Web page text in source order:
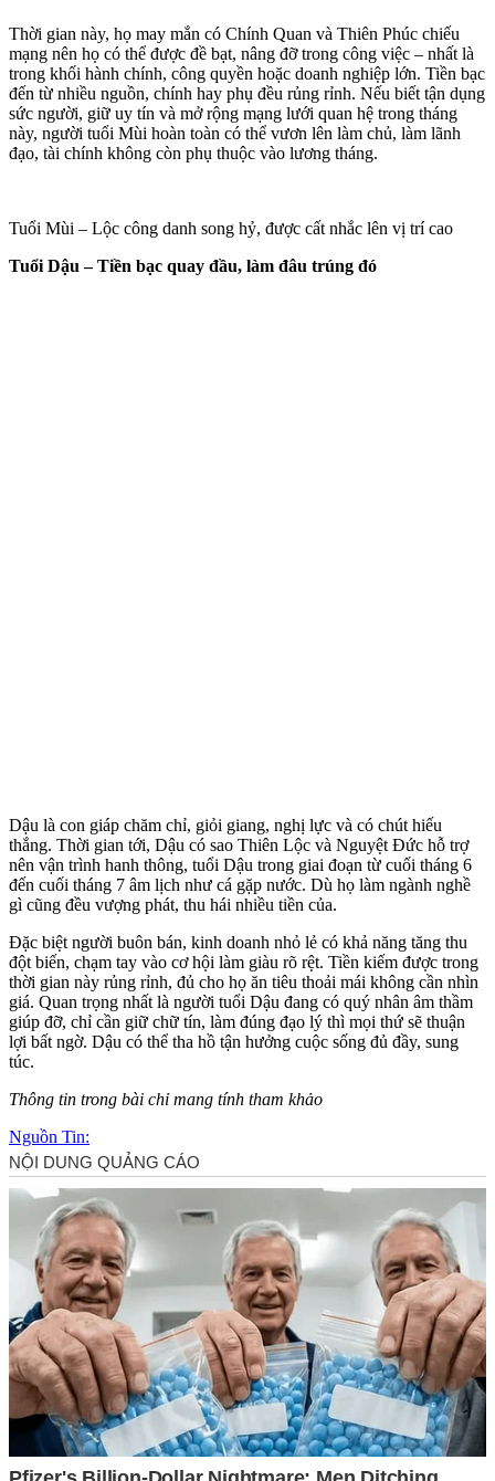
Thời gian này, họ may mắn có Chính Quan và Thiên Phúc chiếu
mạng nên họ có thể được đề bạt, nâng đỡ trong công việc – nhất là
trong khối hành chính, công quyền hoặc doanh nghiệp lớn. Tiền bạc
đến từ nhiều nguồn, chính hay phụ đều rủng rỉnh. Nếu biết tận dụng
sức người, giữ uy tín và mở rộng mạng lưới quan hệ trong tháng
này, người tuổi Mùi hoàn toàn có thể vươn lên làm chủ, làm lãnh
đạo, tài chính không còn phụ thuộc vào lương tháng.
Tuổi Mùi – Lộc công danh song hỷ, được cất nhắc lên vị trí cao
Tuổi Dậu – Tiền bạc quay đầu, làm đâu trúng đó
Dậu là con giáp chăm chỉ, giỏi giang, nghị lực và có chút hiếu
thắng. Thời gian tới, Dậu có sao Thiên Lộc và Nguyệt Đức hỗ trợ
nên vận trình hanh thông, tuổi Dậu trong giai đoạn từ cuối tháng 6
đến cuối tháng 7 âm lịch như cá gặp nước. Dù họ làm ngành nghề
gì cũng đều vượng phát, thu hái nhiều tiền của.
Đặc biệt người buôn bán, kinh doanh nhỏ lẻ có khả năng tăng thu
đột biến, chạm tay vào cơ hội làm giàu rõ rệt. Tiền kiếm được trong
thời gian này rủng rỉnh, đủ cho họ ăn tiêu thoải mái không cần nhìn
giá. Quan trọng nhất là người tuổi Dậu đang có quý nhân âm thầm
giúp đỡ, chỉ cần giữ chữ tín, làm đúng đạo lý thì mọi thứ sẽ thuận
lợi bất ngờ. Dậu có thể tha hồ tận hưởng cuộc sống đủ đầy, sung
túc.
Thông tin trong bài chỉ mang tính tham khảo
Nguồn Tin: